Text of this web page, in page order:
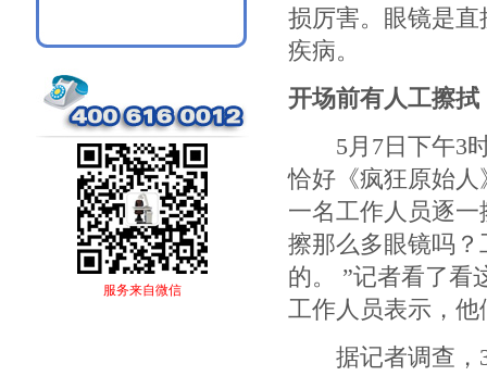
服务来自微信
损厉害。眼镜是
疾病。
开场前有人工擦拭
5月7日下午3时
恰好《疯狂原始
一名工作人员逐
擦那么多眼镜吗
的。 ”记者看了看
工作人员表示，
据记者调查，